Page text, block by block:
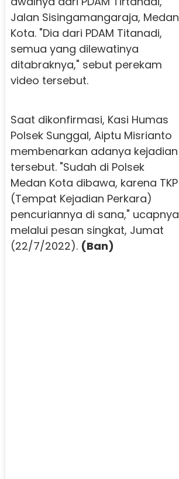
Jalan Sisingamangaraja, Medan
Kota. "Dia dari PDAM Titanadi,
semua yang dilewatinya
ditabraknya," sebut perekam
video tersebut.
Saat dikonfirmasi, Kasi Humas
Polsek Sunggal, Aiptu Misrianto
membenarkan adanya kejadian
tersebut. "Sudah di Polsek
Medan Kota dibawa, karena TKP
(Tempat Kejadian Perkara)
pencuriannya di sana," ucapnya
melalui pesan singkat, Jumat
(22/7/2022). (Ban)